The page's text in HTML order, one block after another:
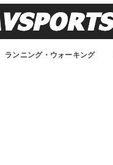
ランニング・ウォーキング